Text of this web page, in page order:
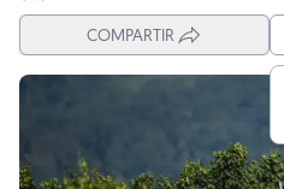
COMPARTIR